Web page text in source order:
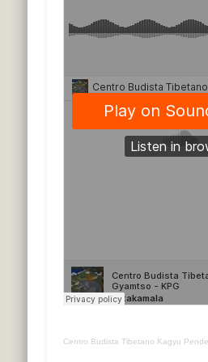
Centro Budista Tibetano Kagyu